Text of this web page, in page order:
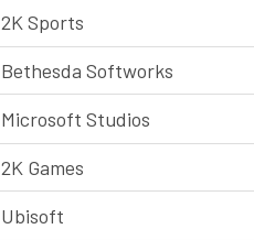
2K Sports
Bethesda Softworks
Microsoft Studios
2K Games
Ubisoft